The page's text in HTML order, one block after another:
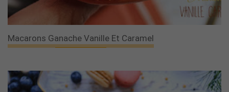
Macarons Ganache Vanille Et Caramel